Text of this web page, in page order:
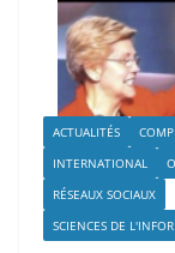
ACTUALITÉS
INTERNATIONAL
RÉSEAUX SOCIAUX
SCIENCES DE